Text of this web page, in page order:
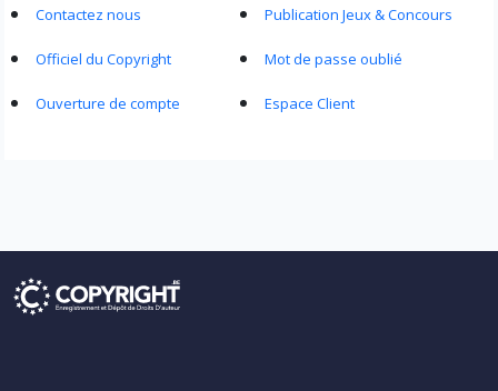
Contactez nous Publication Jeux & Concours
Officiel du Copyright Mot de passe oublié
Ouverture de compte Espace Client